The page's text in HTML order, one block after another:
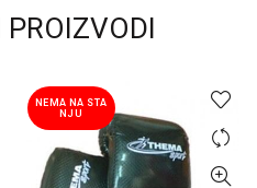
NEMA NA STA
NJU